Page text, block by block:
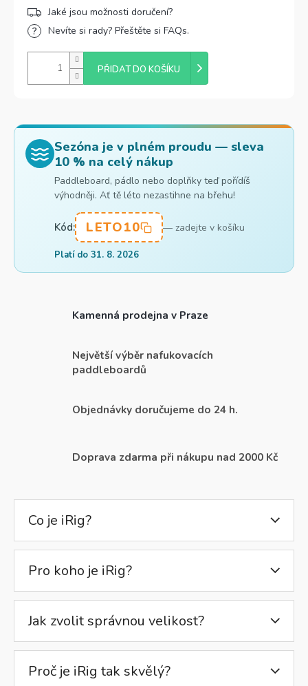
Nevíte si rady? Přeštěte si FAQs.
PŘIDAT DO KOŠÍKU
Sezóna je v plném proudu — sleva
10 % na celý nákup
Paddleboard, pádlo nebo doplňky teď pořídíš
výhodněji. Ať tě léto nezastihne na břehu!
Kód: LETO10 — zadejte v košíku
Platí do 31. 8. 2026
Kamenná prodejna v Praze
Největší výběr nafukovacích
paddleboardů
Objednávky doručujeme do 24 h.
Doprava zdarma při nákupu nad 2000 Kč
Co je iRig?
Pro koho je iRig?
Jak zvolit správnou velikost?
Proč je iRig tak skvělý?